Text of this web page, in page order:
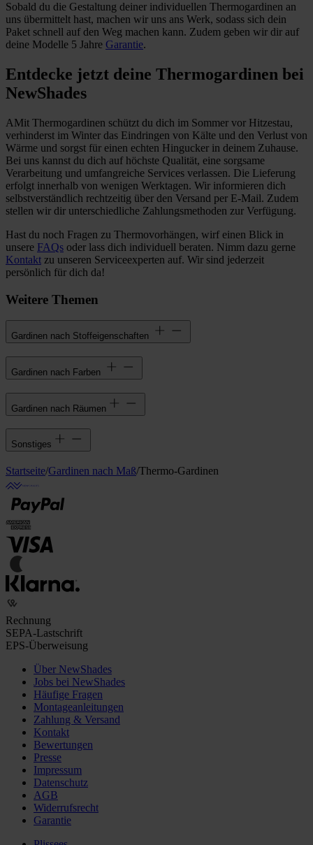
Sobald du die Gestaltung deiner individuellen Thermogardinen an
uns übermittelt hast, machen wir uns ans Werk, sodass sich dein
Paket schnell auf den Weg machen kann. Zudem geben wir dir auf
deine Modelle 5 Jahre Garantie.
Entdecke jetzt deine Thermogardinen bei
NewShades
AMit Thermogardinen schützt du dich im Sommer vor Hitzestau,
verhinderst im Winter das Eindringen von Kälte und den Verlust von
Wärme und sorgst für einen echten Hingucker in deinem Zuhause.
Bei uns kannst du dich auf höchste Qualität, eine sorgsame
Verarbeitung und umfangreiche Services verlassen. Die Lieferung
erfolgt innerhalb von wenigen Werktagen. Wir informieren dich
selbstverständlich rechtzeitig über den Versand per E-Mail. Zudem
stellen wir dir unterschiedliche Zahlungsmethoden zur Verfügung.
Hast du noch Fragen zu Thermovorhängen, wirf einen Blick in
unsere FAQs oder lass dich individuell beraten. Nimm dazu gerne
Kontakt zu unseren Serviceexperten auf. Wir sind jederzeit
persönlich für dich da!
Weitere Themen
Gardinen nach Stoffeigenschaften
Gardinen nach Farben
Gardinen nach Räumen
Sonstiges
Startseite/Gardinen nach Maß/Thermo-Gardinen
Rechnung
SEPA-Lastschrift
EPS-Überweisung
Über NewShades
Jobs bei NewShades
Häufige Fragen
Montageanleitungen
Zahlung & Versand
Kontakt
Bewertungen
Presse
Impressum
Datenschutz
AGB
Widerrufsrecht
Garantie